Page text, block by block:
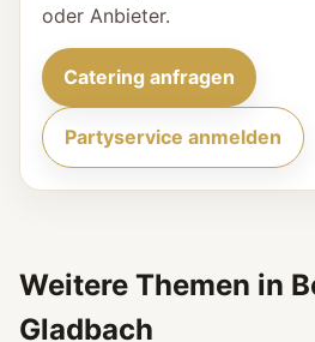
oder Anbieter.
Catering anfragen
Partyservice anmelden
Weitere Themen in
Gladbach